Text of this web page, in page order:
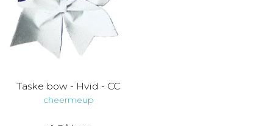
Taske bow - Hvid - CC
cheermeup